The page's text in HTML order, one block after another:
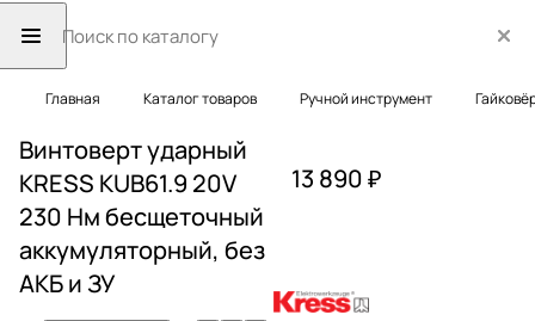
Главная Каталог товаров Ручной инструмент
Винтоверт ударный
KRESS KUB61.9 20V
230 Нм бесщеточный
аккумуляторный, без
АКБ и ЗУ
13 890 ₽